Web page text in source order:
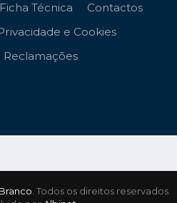
Ficha Técnica
Contactos
e Cookies
Reclamações
. Todos os direitos reservados.